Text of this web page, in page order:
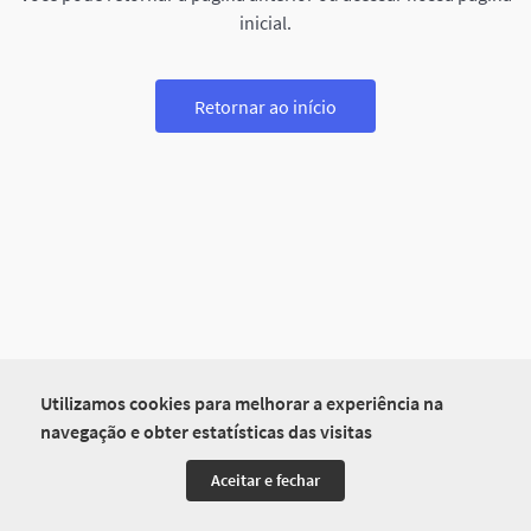
Utilizamos cookies para melhorar a experiência na
navegação e obter estatísticas das visitas
Aceitar e fechar
inicial.
Retornar ao início